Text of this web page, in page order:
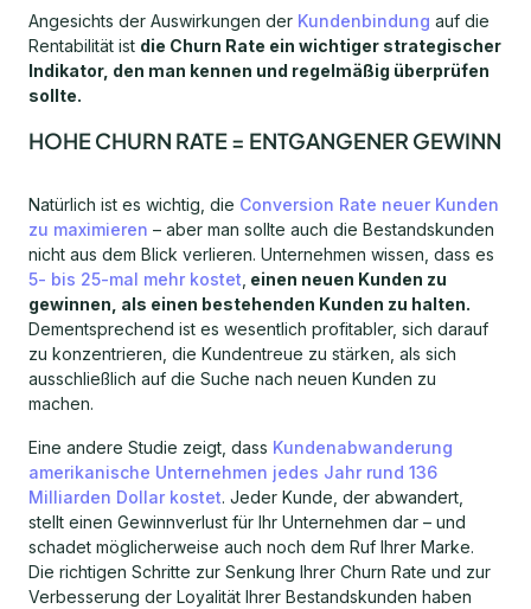
Angesichts der Auswirkungen der Kundenbindung auf die
Rentabilität ist die Churn Rate ein wichtiger strategischer
Indikator, den man kennen und regelmäßig überprüfen
sollte.
HOHE CHURN RATE = ENTGANGENER GEWINN
Natürlich ist es wichtig, die Conversion Rate neuer Kunden
zu maximieren – aber man sollte auch die Bestandskunden
nicht aus dem Blick verlieren. Unternehmen wissen, dass es
5- bis 25-mal mehr kostet einen neuen Kunden zu
gewinnen, als einen bestehenden Kunden zu halten.
Dementsprechend ist es wesentlich profitabler, sich darauf
zu konzentrieren, die Kundentreue zu stärken, als sich
ausschließlich auf die Suche nach neuen Kunden zu
machen.
Eine andere Studie zeigt, dass Kundenabwanderung
amerikanische Unternehmen jedes Jahr rund 136
Milliarden Dollar kostet. Jeder Kunde, der abwandert,
stellt einen Gewinnverlust für Ihr Unternehmen dar – und
schadet möglicherweise auch noch dem Ruf Ihrer Marke.
Die richtigen Schritte zur Senkung Ihrer Churn Rate und zur
Verbesserung der Loyalität Ihrer Bestandskunden haben